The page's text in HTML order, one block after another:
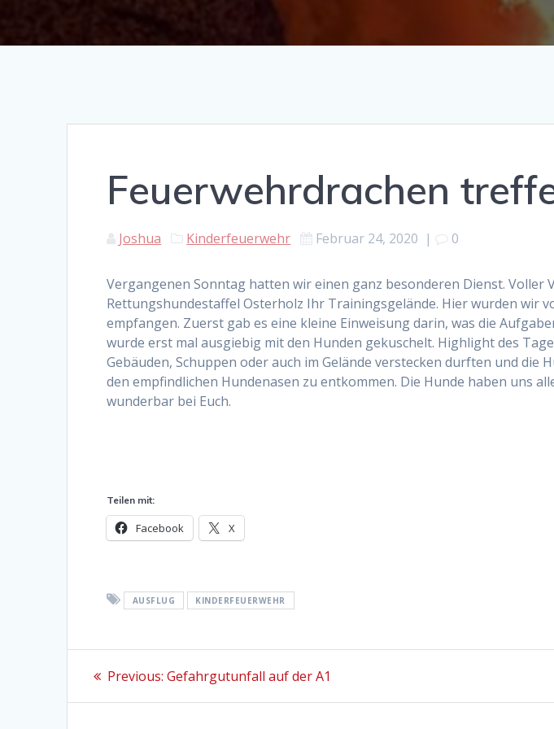
Feuerwehrdrachen
Joshua Kinderfeuerwehr Februar 24, 2020 | 0
Vergangenen Sonntag hatten wir einen ganz besonderen Dienst.
Rettungshundestaffel Osterholz Ihr Trainingsgelände. Hier wurden wir
empfangen. Zuerst gab es eine kleine Einweisung darin, was die
wurde erst mal ausgiebig mit den Hunden gekuschelt. Highlight des
Gebäuden, Schuppen oder auch im Gelände verstecken durften und
den empfindlichen Hundenasen zu entkommen. Die Hunde haben uns
wunderbar bei Euch.
Teilen mit:
Facebook X
AUSFLUG KINDERFEUERWEHR
Beitragsnavigation
Previous: Previous
Gefahrgutunfall auf der A1